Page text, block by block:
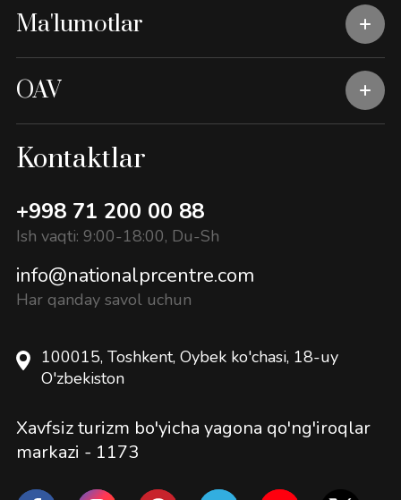
Ma'lumotlar
OAV
Kontaktlar
+998 71 200 00 88
Ish vaqti: 9:00-18:00, Du-Sh
info@nationalprcentre.com
Har qanday savol uchun
100015, Toshkent, Oybek ko'chasi, 18-uy
O'zbekiston
Xavfsiz turizm bo'yicha yagona qo'ng'iroqlar
markazi - 1173